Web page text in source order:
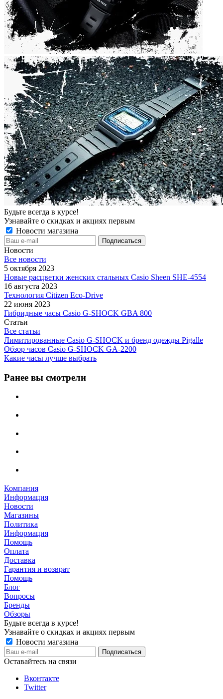
Будьте всегда в курсе!
Узнавайте о скидках и акциях первым
Новости магазина
Новости
Все новости
5 октября 2023
Новые расцветки женских стальных Casio Sheen SHE-4554
16 августа 2023
Технология Citizen Eco-Drive
22 июня 2023
Гибридные часы Casio G-SHOCK GBA 800
Статьи
Все статьи
Лимитированные Casio G-SHOCK и бренд одежды Pigalle
Обзор часов Casio G-SHOCK GA-2200
Какие часы лучше выбрать
Ранее вы смотрели
Компания
Информация
Новости
Магазины
Политика
Информация
Помощь
Оплата
Доставка
Гарантия и возврат
Помощь
Блог
Вопросы
Бренды
Обзоры
Будьте всегда в курсе!
Узнавайте о скидках и акциях первым
Новости магазина
Оставайтесь на связи
Вконтакте
Twitter